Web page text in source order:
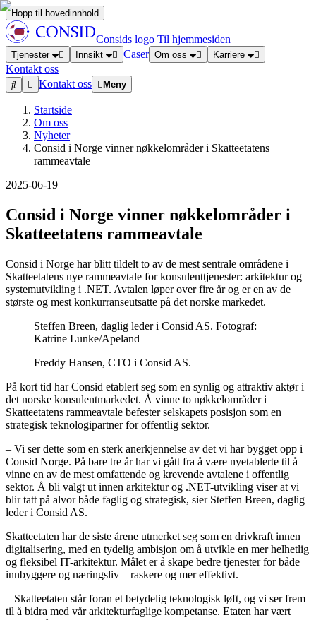
Hopp til hovedinnhold
Consids logo Til hjemmesiden
Tjenester Innsikt Caser Om oss Karriere
Kontakt oss
Kontakt oss
Meny
Startside
Om oss
Nyheter
Consid i Norge vinner nøkkelområder i Skatteetatens
rammeavtale
2025-06-19
Consid i Norge vinner nøkkelområder i
Skatteetatens rammeavtale
Consid i Norge har blitt tildelt to av de mest sentrale områdene i
Skatteetatens nye rammeavtale for konsulenttjenester: arkitektur og
systemutvikling i .NET. Avtalen løper over fire år og er en av de
største og mest konkurranseutsatte på det norske markedet.
Steffen Breen, daglig leder i Consid AS. Fotograf:
Katrine Lunke/Apeland
Freddy Hansen, CTO i Consid AS.
På kort tid har Consid etablert seg som en synlig og attraktiv aktør i
det norske konsulentmarkedet. Å vinne to nøkkelområder i
Skatteetatens rammeavtale befester selskapets posisjon som en
strategisk teknologipartner for offentlig sektor.
– Vi ser dette som en sterk anerkjennelse av det vi har bygget opp i
Consid Norge. På bare tre år har vi gått fra å være nyetablerte til å
vinne en av de mest omfattende og krevende avtalene i offentlig
sektor. Å bli valgt ut innen arkitektur og .NET-utvikling viser at vi
blir tatt på alvor både faglig og strategisk, sier Steffen Breen, daglig
leder i Consid AS.
Skatteetaten har de siste årene utmerket seg som en drivkraft innen
digitalisering, med en tydelig ambisjon om å utvikle en mer helhetlig
og fleksibel IT-arkitektur. Målet er å skape bedre tjenester for både
innbyggere og næringsliv – raskere og mer effektivt.
– Skatteetaten står foran et betydelig teknologisk løft, og vi ser frem
til å bidra med vår arkitekturfaglige kompetanse. Etaten har vært